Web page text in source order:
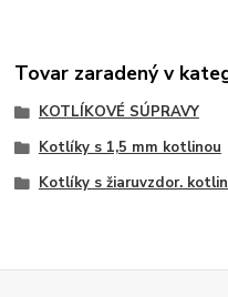
Tovar zaradený v
KOTLÍKOVÉ SÚPRAVY
Kotlíky s 1,5 mm kotlinou
Kotlíky s žiaruvzdor.